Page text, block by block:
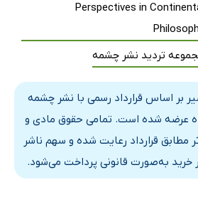
Perspectives in
تردید نشر چشمه
بر اساس قرارداد رسمی با نشر چشمه
عرضه شده است. تمامی حقوق مادی و
مطابق قرارداد رعایت شده و سهم ناشر
خرید به‌صورت قانونی پرداخت می‌شود.